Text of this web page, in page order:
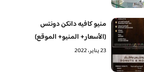
منيو كافيه دانكن دونتس
(الأسعار+ المنيو+ الموقع)
23 يناير، 2022